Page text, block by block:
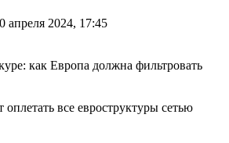
апреля 2024, 17:45
все евроструктуры сетью